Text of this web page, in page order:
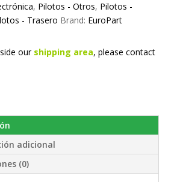
, Pilotos - Otros, Pilotos -
- Trasero Brand: EuroPart
our shipping area, please contact
adicional
(0)